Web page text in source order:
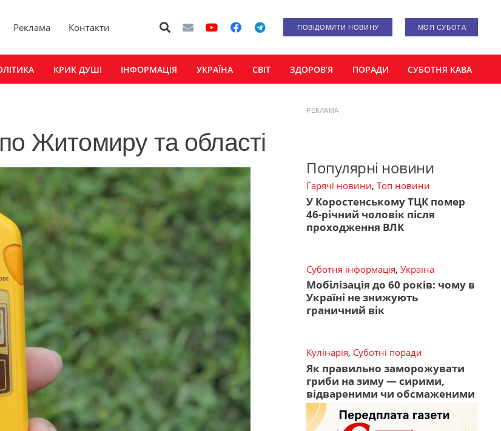
Реклама Контакти ПОВІДОМИТИ НОВИНУ МОЯ СУБОТА
КРИК ДУШІ ІНФОРМАЦІЯ УКРАЇНА СВІТ ЗДОРОВ’Я ПОРАДИ СУБОТНЯ КАВА
Житомиру та області
РЕКЛАМА
Популярні новини
Гарячі новини, Топ новини
У Коростенському ТЦК помер
46-річний чоловік після
проходження ВЛК
Суботня інформація, Україна
Мобілізація до 60 років: чому в
Україні не знижують
граничний вік
Кулінарія, Суботні поради
Як правильно заморожувати
гриби на зиму — сирими,
відвареними чи обсмаженими